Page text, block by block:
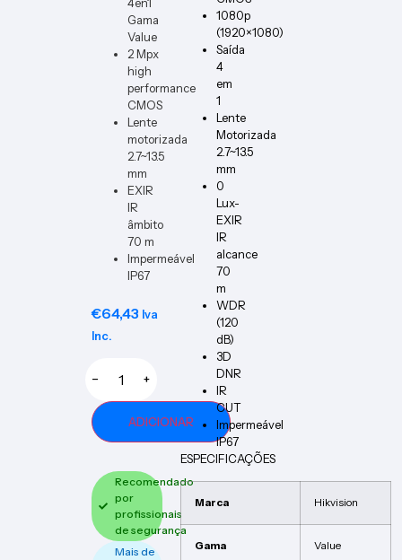
Gama
Value
2 Mpx
high
performance
CMOS
Lente
motorizada
2.7~13.5
mm
EXIR
IR
âmbito
70 m
Impermeável
IP67
€64,43 Iva
Inc.
− +
ADICIONAR
Recomendado
por
profissionais
de segurança
Mais de
1080p
(1920×1080)
Saída
4
em
1
Lente
Motorizada
2.7~13.5
mm
0
Lux-
EXIR
IR
alcance
70
m
WDR
(120
dB)
3D
DNR
IR
CUT
Impermeável
IP67
ESPECIFICAÇÕES
Marca Hikvision
Gama Value